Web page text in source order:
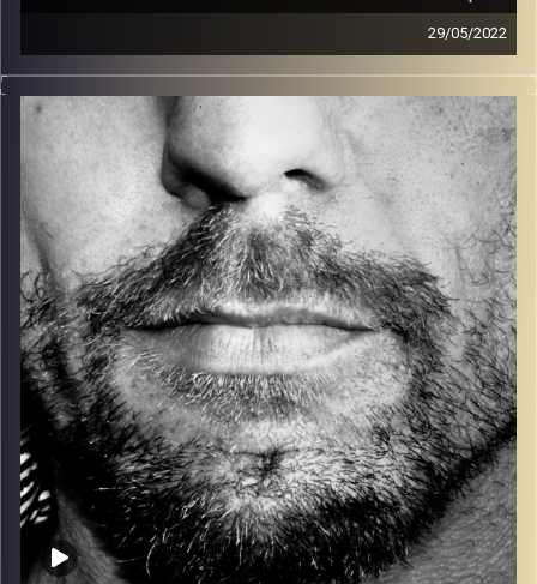
29/05/2022
זיפים, מוזיקה מחוספסת של הופעות חיות. הרבה ג'אם, רוק,
בלוז, bluegrass, ג'אז, Fאנק, פרוגרסיב ואפילו אלקטרוניקה.
כל מה שחי, אמיתי ונושם.
עם שמוליק רגב.
קרדיט תמונות: David Goehring